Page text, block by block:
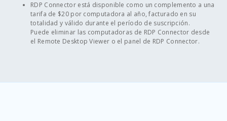
RDP Connector está disponible como un complemento a una
tarifa de $20 por computadora al año, facturado en su
totalidad y válido durante el período de suscripción.
Puede eliminar las computadoras de RDP Connector desde
el Remote Desktop Viewer o el panel de RDP Connector.